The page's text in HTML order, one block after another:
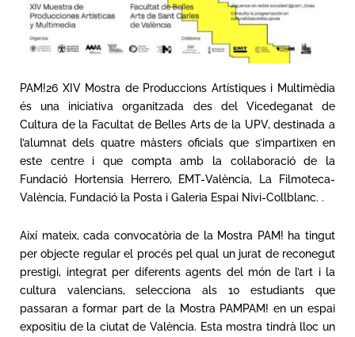
PAM!26 XIV Mostra de Produccions Artístiques i Multimèdia
és una iniciativa organitzada des del Vicedeganat de
Cultura de la Facultat de Belles Arts de la UPV, destinada a
l’alumnat dels quatre màsters oficials que s’impartixen en
este centre i que compta amb la col·laboració de la
Fundació Hortensia Herrero, EMT-València, La Filmoteca-
València, Fundació la Posta i Galeria Espai Nivi-Collblanc. .
Així mateix, cada convocatòria de la Mostra PAM! ha tingut
per objecte regular el procés pel qual un jurat de reconegut
prestigi, integrat per diferents agents del món de l’art i la
cultura valencians, selecciona als 10 estudiants que
passaran a formar part de la Mostra PAMPAM! en un espai
expositiu de la ciutat de València. Esta mostra tindrà lloc un